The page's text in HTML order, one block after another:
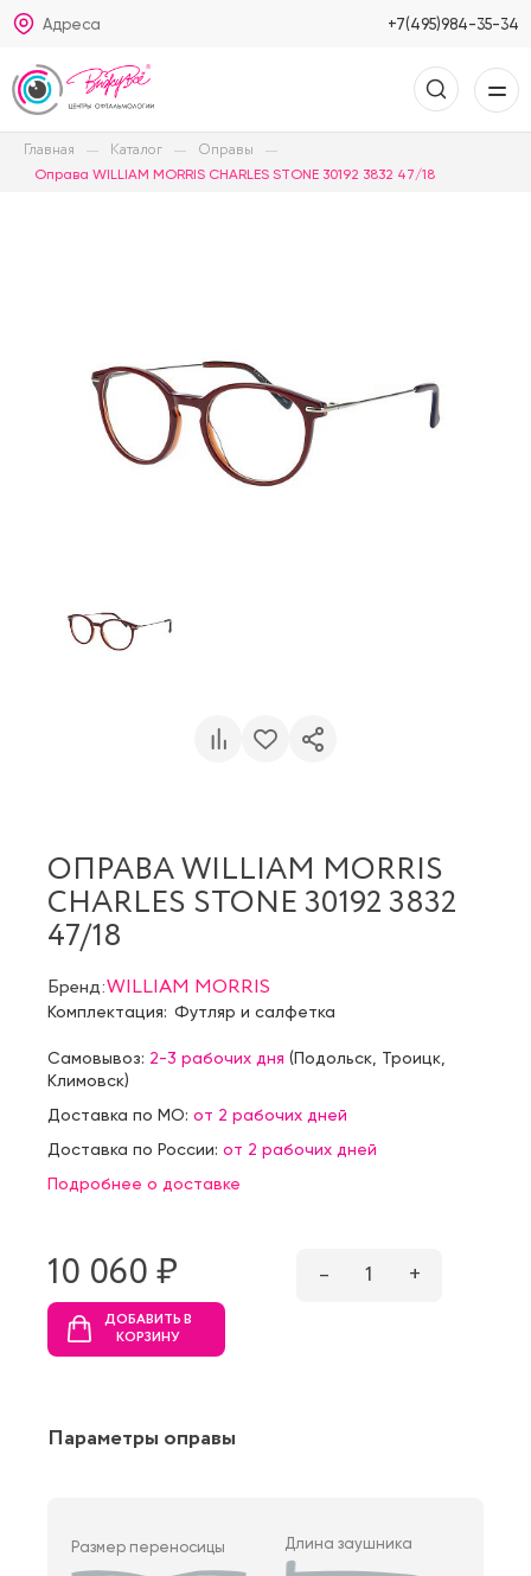
Адреса +7(495)984-35-34
Главная Каталог Оправы
Оправа WILLIAM MORRIS CHARLES STONE 30192 3832 47/18
ОПРАВА WILLIAM MORRIS
CHARLES STONE 30192 3832
47/18
Бренд:WILLIAM MORRIS
Комплектация: Футляр и салфетка
Самовывоз: 2-3 рабочих дня (Подольск Троицк
Климовск)
Доставка по МО: от 2 рабочих дней
Доставка по России: от 2 рабочих дней
Подробнее о доставке
10 060 ₷ – 1 +
ДОБАВИТЬ В
КОРЗИНУ
Параметры оправы
Размер переносицы Длина заушника